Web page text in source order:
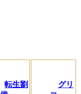
転生劉
グリ